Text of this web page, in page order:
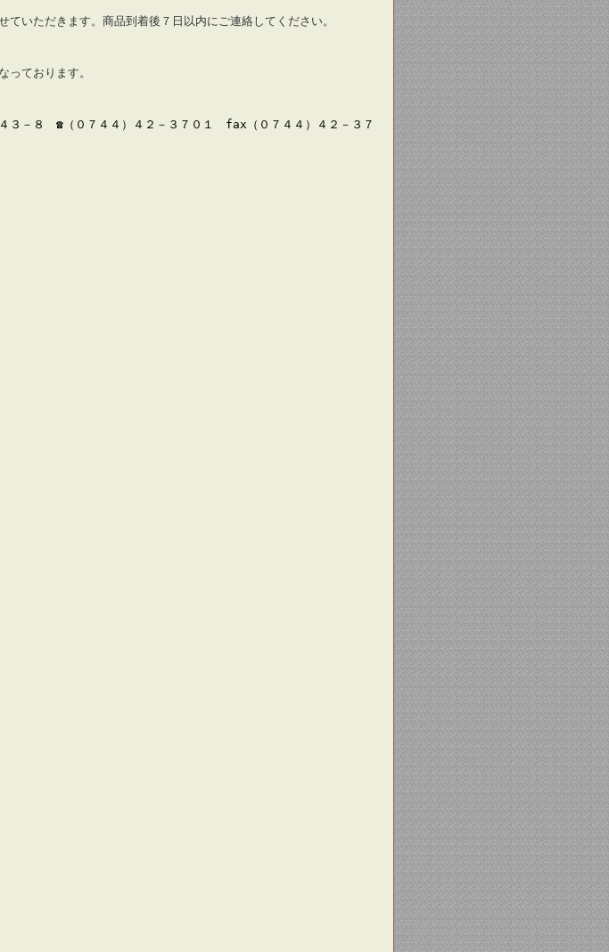
いただきます。商品到着後７日以内にご連絡してください。
ております。
３－８ ☎（０７４４）４２－３７０１ fax（０７４４）４２－３７